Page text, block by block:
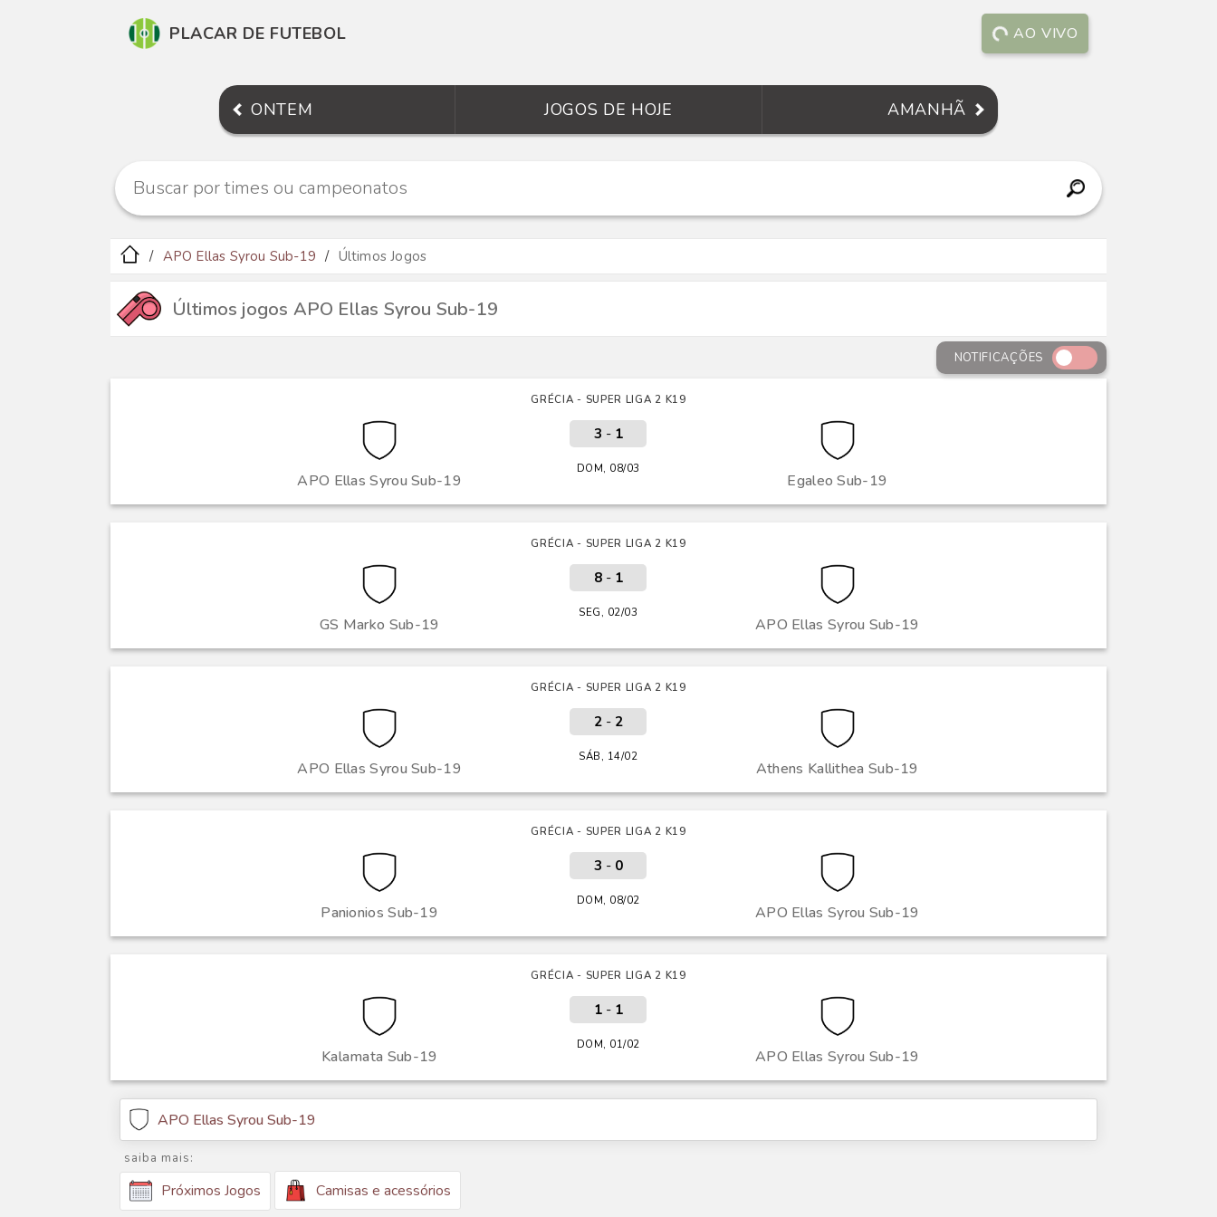
PLACAR DE FUTEBOL AO VIVO
ONTEM JOGOS DE HOJE AMANHÃ
APO Ellas Syrou Sub-19 Últimos Jogos
Últimos jogos APO Ellas Syrou Sub-19
NOTIFICAÇÕES
GRÉCIA - SUPER LIGA 2 K19
APO Ellas Syrou Sub-19 Egaleo Sub-19
3 - 1
DOM, 08/03
GRÉCIA - SUPER LIGA 2 K19
GS Marko Sub-19 APO Ellas Syrou Sub-19
8- 1
SEG, 02/03
GRÉCIA - SUPER LIGA 2 K19
APO Ellas Syrou Sub-19 Athens Kallithea Sub-19
2- 2
SÁB, 14/02
GRÉCIA - SUPER LIGA 2 K19
Panionios Sub-19 APO Ellas Syrou Sub-19
3 - 0
DOM, 08/02
GRÉCIA - SUPER LIGA 2 K19
Kalamata Sub-19 APO Ellas Syrou Sub-19
1- 1
DOM, 01/02
APO Ellas Syrou Sub-19
saiba mais:
Próximos Jogos Camisas e acessórios